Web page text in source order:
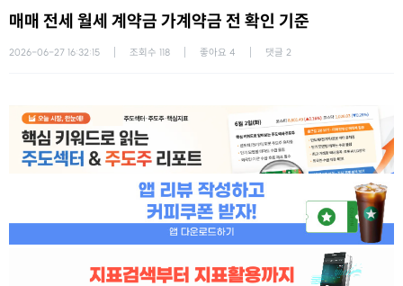
매매 전세 월세 계약금 가계약금 전 확인 기준
2026-06-27 16:32:15 조회수 118 좋아요 4 댓글 2